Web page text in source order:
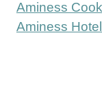
Aminess
Aminess